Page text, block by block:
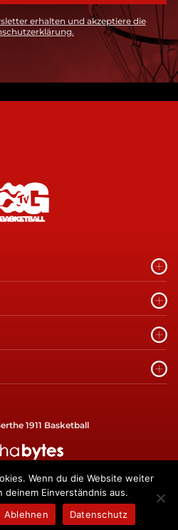
erhalten und akzeptiere die
1911 Basketball
Wenn du die Website weiter
Einverständnis aus.
Ablehnen Datenschutz